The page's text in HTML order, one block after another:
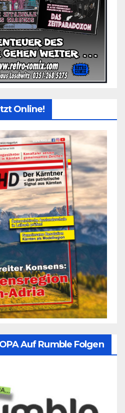
Online!
Auf Rumble Folgen